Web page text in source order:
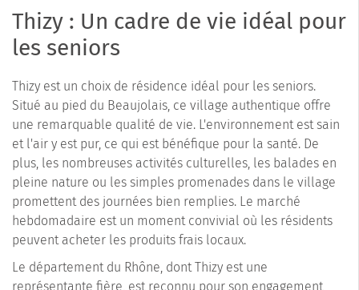
Thizy : Un cadre de vie idéal pour
les seniors
Thizy est un choix de résidence idéal pour les seniors.
Situé au pied du Beaujolais, ce village authentique offre
une remarquable qualité de vie. L'environnement est sain
et l'air y est pur, ce qui est bénéfique pour la santé. De
plus, les nombreuses activités culturelles, les balades en
pleine nature ou les simples promenades dans le village
promettent des journées bien remplies. Le marché
hebdomadaire est un moment convivial où les résidents
peuvent acheter les produits frais locaux.
Le département du Rhône, dont Thizy est une
représentante fière, est reconnu pour son engagement